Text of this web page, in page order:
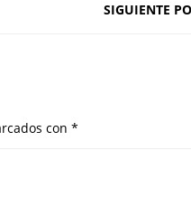
SIGUIENTE
con *